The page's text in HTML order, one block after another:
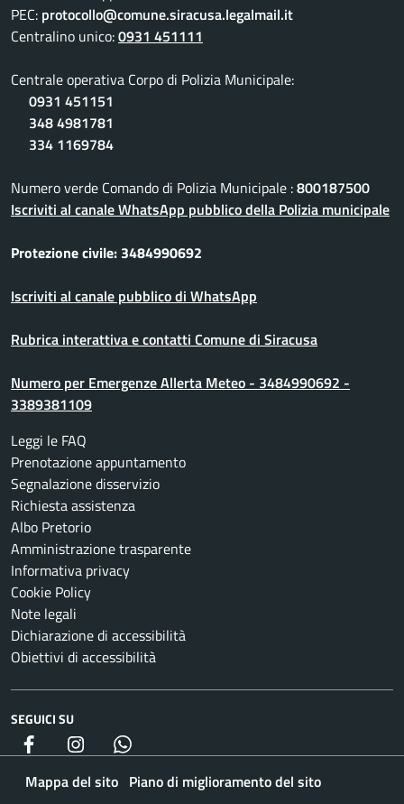
PEC: protocollo@comune.siracusa.legalmail.it
Centralino unico:0931 451111
Centrale operativa Corpo di Polizia Municipale:
0931 451151
348 4981781
334 1169784
Numero verde Comando di Polizia Municipale :800187500
Iscriviti al canale WhatsApp pubblico della Polizia municipale
Protezione civile: 3484990692
Iscriviti al canale pubblico di WhatsApp
Rubrica interattiva e contatti Comune di Siracusa
Numero per Emergenze Allerta Meteo - 3484990692 -
3389381109
Leggi le FAQ
Prenotazione appuntamento
Segnalazione disservizio
Richiesta assistenza
Albo Pretorio
Amministrazione trasparente
Informativa privacy
Cookie Policy
Note legali
Dichiarazione di accessibilità
Obiettivi di accessibilità
SEGUICI SU
Facebook Instagram
Mappa del sito Piano di miglioramento del sito